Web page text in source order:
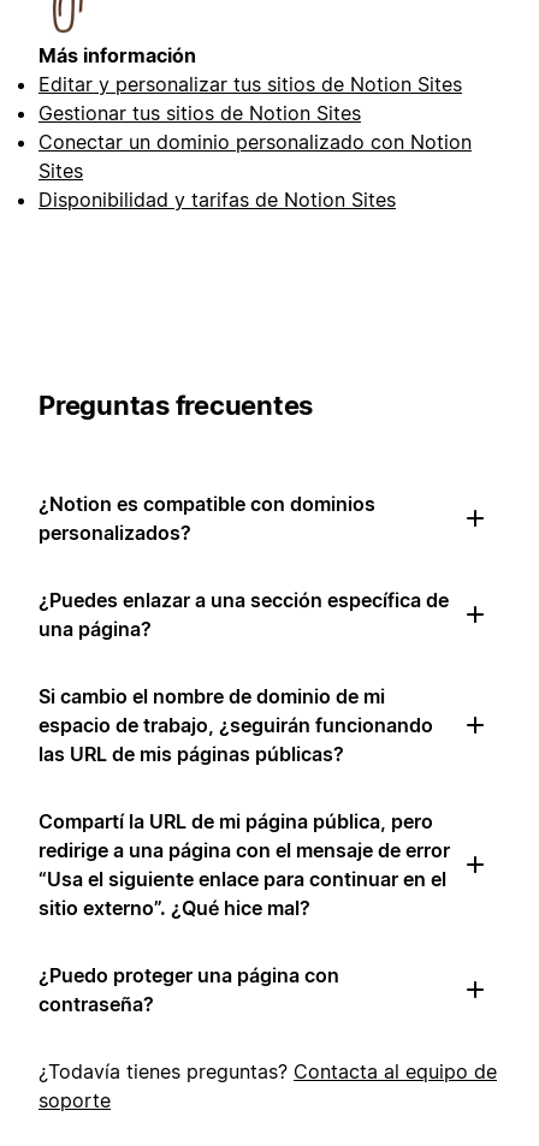
Más información
Editar y personalizar tus sitios de Notion Sites
Gestionar tus sitios de Notion Sites
Conectar un dominio personalizado con Notion
Sites
Disponibilidad y tarifas de Notion Sites
Preguntas frecuentes
¿Notion es compatible con dominios
personalizados?
¿Puedes enlazar a una sección específica de
una página?
Si cambio el nombre de dominio de mi
espacio de trabajo, ¿seguirán funcionando
las URL de mis páginas públicas?
Compartí la URL de mi página pública, pero
redirige a una página con el mensaje de error
“Usa el siguiente enlace para continuar en el
sitio externo”. ¿Qué hice mal?
¿Puedo proteger una página con
contraseña?
¿Todavía tienes preguntas? Contacta al equipo de
soporte